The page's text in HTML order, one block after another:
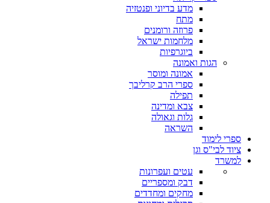
מדע בדיוני ופנטזיה
מתח
פרוזה ורומנים
מלחמות ישראל
ביוגרפיות
הגות ואמונה
אמונה ומוסר
ספרי הרב קרליבך
תפילה
צבא ומדינה
גלות וגאולה
השראה
ספרי לימוד
ציוד לבי"ס וגן
למשרד
עטים ועפרונות
דבק ומספריים
מחקים ומחדדים